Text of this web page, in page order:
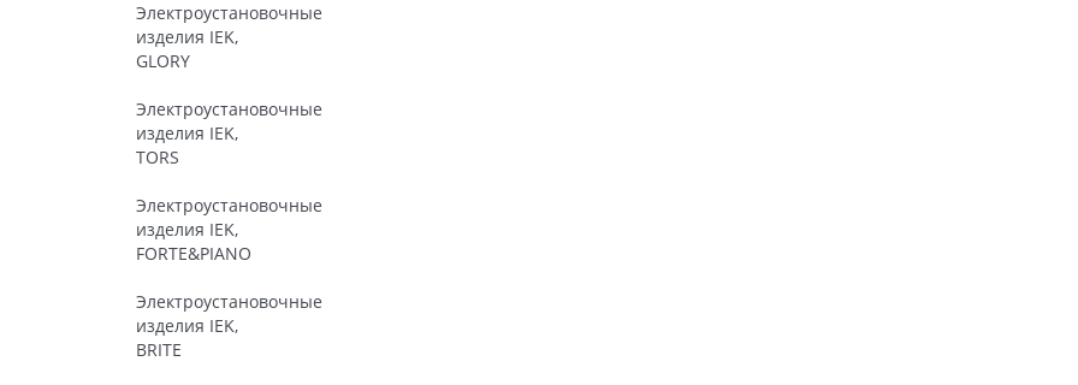
Электроустановочные
изделия IEK,
GLORY
Электроустановочные
изделия IEK,
TORS
Электроустановочные
изделия IEK,
FORTE&PIANO
Электроустановочные
изделия IEK,
BRITE